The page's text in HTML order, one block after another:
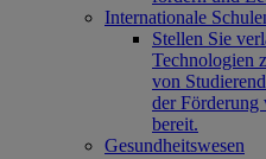
Internationale
Stellen Sie
Technologien
von
der Förderung
bereit.
Gesundheitswesen